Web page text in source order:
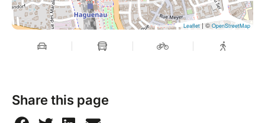
Leaflet| ©OpenStreetMap
Share this page